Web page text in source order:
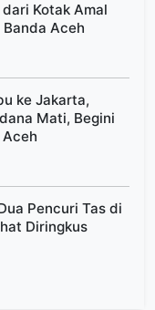
Kotak Amal
Aceh
ke Jakarta,
Mati, Begini
Pencuri Tas di
Diringkus